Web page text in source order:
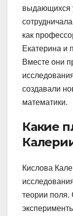
выдающихся
как
Екатерина и
Вместе они
создавали
математики.
Какие
Кислова
теории